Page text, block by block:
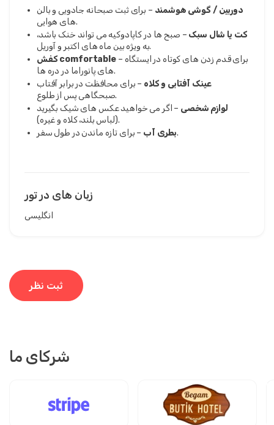
دوربین / گوشی هوشمند – برای ثبت صبحانه جادویی و بالن
های هوایی.
کت یا شال سبک – صبح ها در کاپادوکیه می تواند خنک باشد،
به ویژه بین ماه های اکتبر و آوریل.
کفش comfortable– برای قدم زدن های کوتاه در ایستگاه
های پانوراما در دره ها.
عینک آفتابی و کلاه – برای محافظت در برابر آفتاب
صبحگاهی پس از طلوع.
لوازم شخصی – اگر می خواهید عکس های شیک بگیرید
(لباس بلند، کلاه و غیره).
بطری آب– برای تازه ماندن در طول سفر.
زبان های در تور
انگلیسی
ثبت نظر
شرکای ما